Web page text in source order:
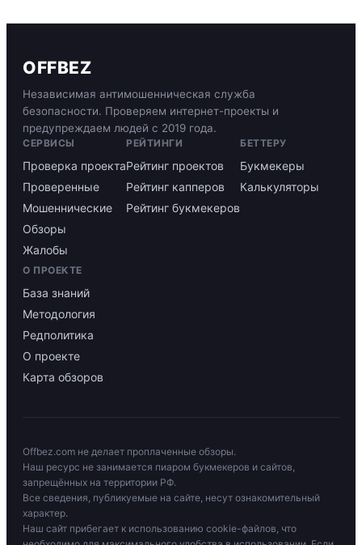
OFFBEZ
Независимая антимошенническая служба
безопасности. Проверяем интернет-проекты и
предупреждаем людей с 2019 года.
СЕРВИСЫ
Проверка проекта
Проверенные
Мошеннические
Обзоры
Жалобы
РЕЙТИНГИ
Рейтинг проектов
Рейтинг капперов
Рейтинг букмекеров
БЕТТЕРУ
Букмекеры
Калькуляторы
О ПРОЕКТЕ
База знаний
Методология
Редполитика
О проекте
Карта обзоров
Offbez.com не делает проплаченные обзоры.
Наш ресурс не занимается пиаром букмекеров и сайтов,
запрещённых на территории РФ.
Все сведения, публикуемые на сайте, несут ознакомительный
характер.
Наш сайт прибегает к использованию cookie-файлов, что